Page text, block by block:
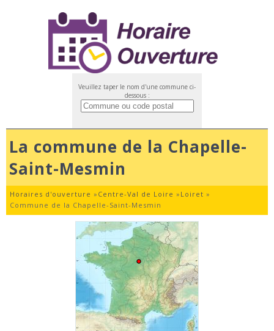
Veuillez taper le nom d'une commune ci-
dessous :
La commune de la Chapelle-
Saint-Mesmin
Horaires d'ouverture » Centre-Val de Loire » Loiret »
Commune de la Chapelle-Saint-Mesmin